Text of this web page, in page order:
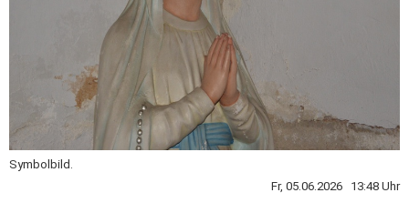
Symbolbild.
Fr, 05.06.2026 13:48 Uhr